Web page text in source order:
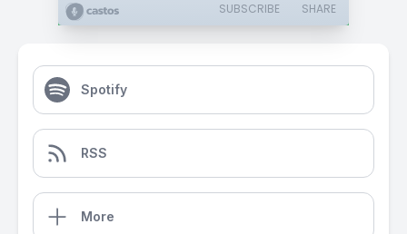
SUBSCRIBE SHARE
Spotify
RSS
More